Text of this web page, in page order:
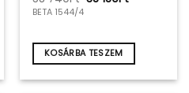
740Ft. 180Ft.
BETA 1544/4
KOSÁRBA TESZEM